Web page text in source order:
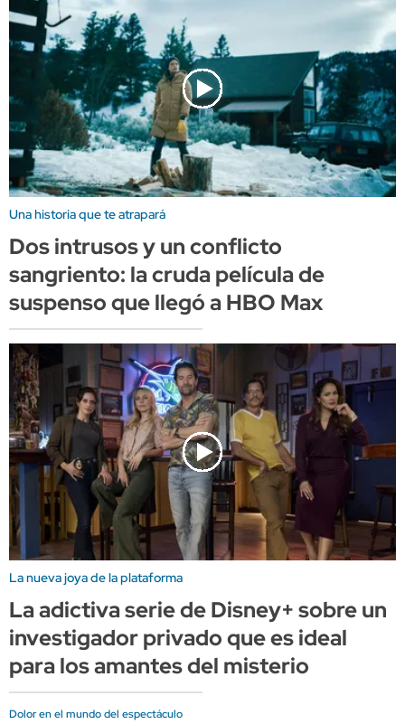
Una historia que te atrapará
Dos intrusos y un conflicto
sangriento: la cruda película de
suspenso que llegó a HBO Max
La nueva joya de la plataforma
La adictiva serie de Disney+ sobre un
investigador privado que es ideal
para los amantes del misterio
Dolor en el mundo del espectáculo